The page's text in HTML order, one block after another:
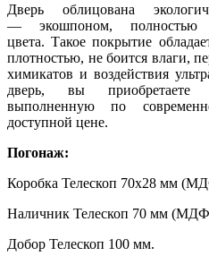
Дверь облицована
— экошпоном, полностью
цвета. Такое покрытие
плотностью, не боится влаги,
химикатов и воздействия
дверь, вы приобретаете
выполненную по
доступной цене.
Погонаж:
Коробка Телескоп 70х28 мм
Наличник Телескоп 70 мм
Добор Телескоп 100 мм.